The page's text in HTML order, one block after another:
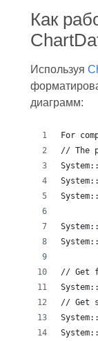
Как
Используя
диаграмм:
For
// The
// Get
// Get